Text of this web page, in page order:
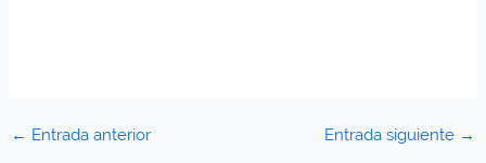
← Entrada anterior Entrada siguiente →